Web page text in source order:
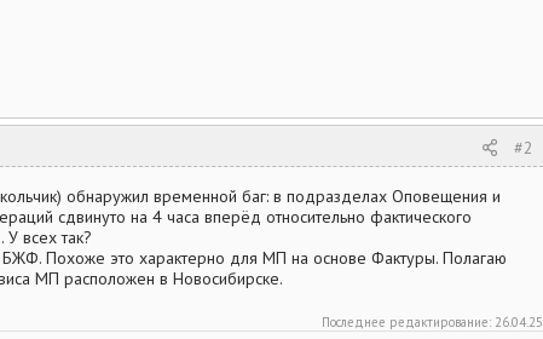
#2
обнаружил временной баг: в подразделах Оповещения и
сдвинуто на 4 часа вперёд относительно фактического
всех так?
Похоже это характерно для МП на основе Фактуры. Полагаю
МП расположен в Новосибирске.
Последнее редактирование: 26.04.25